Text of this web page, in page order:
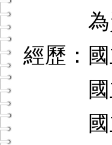
為資
經歷：
國立高
國立